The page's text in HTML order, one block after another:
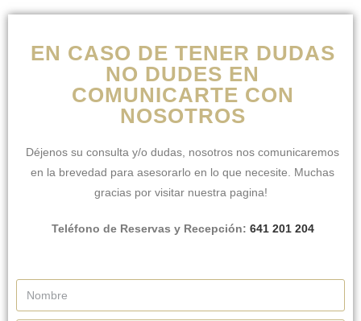
EN CASO DE TENER DUDAS
NO DUDES EN
COMUNICARTE CON
NOSOTROS
Déjenos su consulta y/o dudas, nosotros nos comunicaremos
en la brevedad para asesorarlo en lo que necesite. Muchas
gracias por visitar nuestra pagina!
Teléfono de Reservas y Recepción: 641 201 204